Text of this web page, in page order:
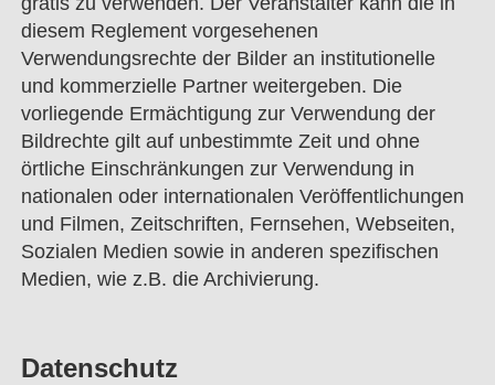
diesem Reglement vorgesehenen
Verwendungsrechte der Bilder an institutionelle
und kommerzielle Partner weitergeben. Die
vorliegende Ermächtigung zur Verwendung der
Bildrechte gilt auf unbestimmte Zeit und ohne
örtliche Einschränkungen zur Verwendung in
nationalen oder internationalen Veröffentlichungen
und Filmen, Zeitschriften, Fernsehen, Webseiten,
Sozialen Medien sowie in anderen spezifischen
Medien, wie z.B. die Archivierung.
Datenschutz